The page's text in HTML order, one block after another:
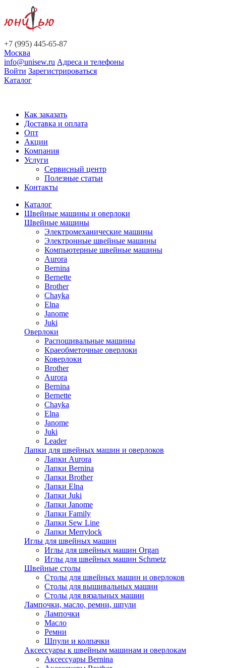
+7 (995) 445-65-87
Москва
info@unisew.ru Адреса и телефоны
Войти Зарегистрироваться
Каталог
Как заказать
Доставка и оплата
Опт
Акции
Компания
Услуги
Сервисный центр
Полезные статьи
Контакты
Каталог
Швейные машины и оверлоки
Швейные машины
Электромеханические машины
Электронные швейные машины
Компьютерные швейные машины
Aurora
Bernina
Bernette
Brother
Chayka
Elna
Janome
Juki
Оверлоки
Распошивальные машины
Краеобметочные оверлоки
Коверлоки
Brother
Aurora
Bernina
Bernette
Chayka
Elna
Janome
Juki
Leader
Лапки для швейных машин и оверлоков
Лапки Aurora
Лапки Bernina
Лапки Brother
Лапки Elna
Лапки Juki
Лапки Janome
Лапки Family
Лапки Sew Line
Лапки Merrylock
Иглы для швейных машин
Иглы для швейных машин Organ
Иглы для швейных машин Schmetz
Швейные столы
Столы для швейных машин и оверлоков
Столы для вышивальных машин
Столы для вязальных машин
Лампочки, масло, ремни, шпули
Лампочки
Масло
Ремни
Шпули и колпачки
Аксессуары к швейным машинам и оверлокам
Аксессуары Bernina